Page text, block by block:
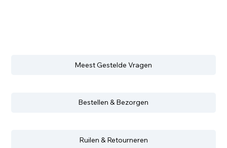
Meest Gestelde Vragen
Bestellen & Bezorgen
Ruilen & Retourneren